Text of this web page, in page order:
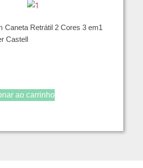
Caneta Retrátil 2 Cores 3 em1
Castell
ao carrinho